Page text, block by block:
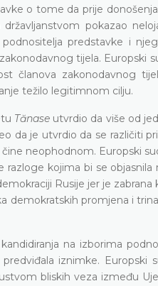
o tome da prije
pokazao
predstavke i
tijela. Europski
članova zakonodavnog
težilo legitimnom cilju.
Tănaseutvrdio da više od
da je utvrdio da se različiti
neophodnom. Europski
razloge kojima bi se
Rusije jer je
demokratskih promjena i
na izborima
iznimke.
bliskih veza između